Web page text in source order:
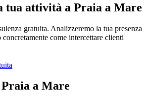
tua attività a Praia a Mare
gratuita. Analizzeremo la tua presenza
come intercettare clienti
Praia a Mare